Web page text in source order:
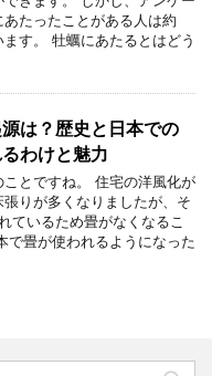
あたったことがある人は約
す。 牡蠣にあたるとはどう
は？歴史と日本での
わけと魅力
とですね。 住宅の洋風化が
りが多くなりましたが、そ
ているため畳がなくなるこ
で畳が使われるようになった